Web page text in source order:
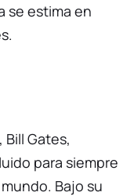
se estima en
Gates,
para siempre
Bajo su